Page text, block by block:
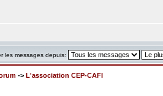
les messages depuis:
-> L'association CEP-CAFI